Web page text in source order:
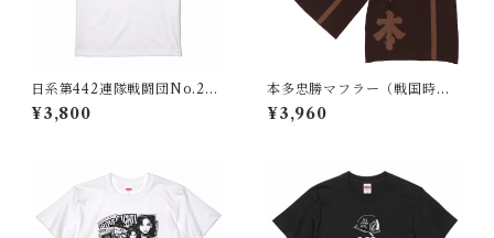
日系第442連隊戦闘団No.2
【現代 米国】Tシャツ
¥3,800
本多忠勝マフラー（戦国時
代 日本）茶
¥3,960